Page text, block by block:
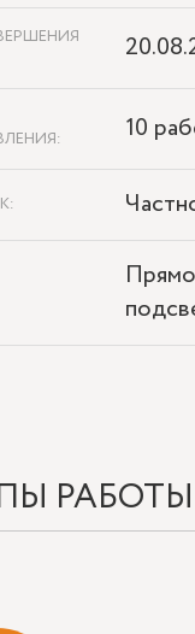
10
РАБОТЫ